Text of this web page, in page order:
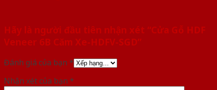
Hãy là người đầu tiên nhận xét “Cửa Gỗ HDF
Veneer 6B Căm Xe-HDFV-SGD”
Đánh giá của bạn *
Nhận xét của bạn *